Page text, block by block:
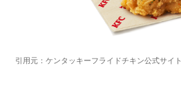
引用元：ケンタッキーフライドチキン公式サイト